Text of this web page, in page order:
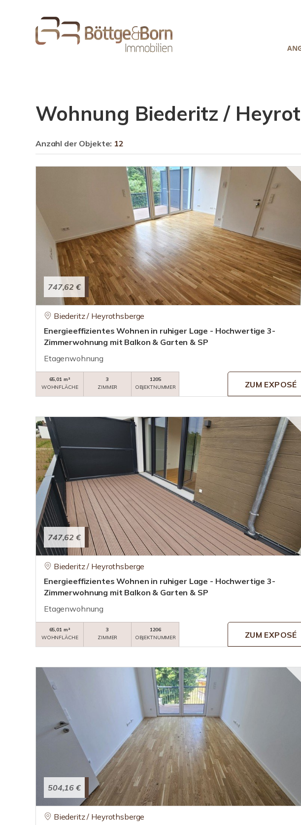
Wohnung Biederitz /
Anzahl der Objekte: 12
747,62 €
Biederitz / Heyrothsberge
Energieeffizientes Wohnen in ruhiger Lage - Hochwertige 3-
Zimmerwohnung mit Balkon & Garten & SP
Etagenwohnung
65,01 m²
WOHNFLÄCHE
3
ZIMMER
1205
OBJEKTNUMMER
ZUM EXPOSÉ
747,62 €
Biederitz / Heyrothsberge
Energieeffizientes Wohnen in ruhiger Lage - Hochwertige 3-
Zimmerwohnung mit Balkon & Garten & SP
Etagenwohnung
65,01 m²
WOHNFLÄCHE
3
ZIMMER
1206
OBJEKTNUMMER
ZUM EXPOSÉ
504,16 €
Biederitz / Heyrothsberge